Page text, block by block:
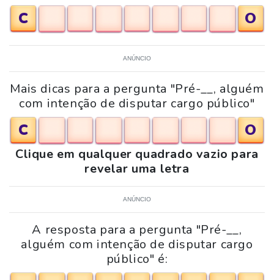
C
O
ANÚNCIO
Mais dicas para a pergunta "Pré-__, alguém
com intenção de disputar cargo público"
C O
Clique em qualquer quadrado vazio para
revelar uma letra
ANÚNCIO
A resposta para a pergunta "Pré-__,
alguém com intenção de disputar cargo
público" é: